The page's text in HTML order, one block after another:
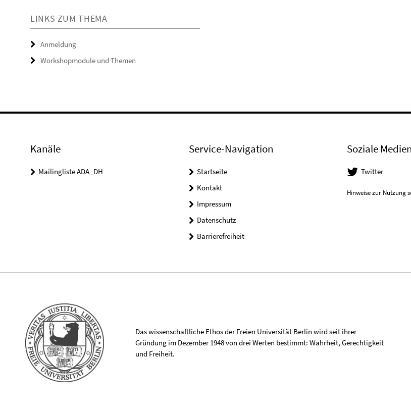
LINKS ZUM THEMA
Anmeldung
Workshopmodule und Themen
Kanäle
Mailingliste ADA_DH
Service-Navigation
Startseite
Kontakt
Impressum
Datenschutz
Barrierefreiheit
Soziale Medien
Twitter
Hinweise zur Nutzung
Das wissenschaftliche Ethos der Freien Universität Berlin wird seit ihrer
Gründung im Dezember 1948 von drei Werten bestimmt: Wahrheit, Gerechtigkeit
und Freiheit.